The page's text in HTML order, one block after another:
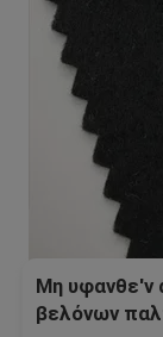
Μη υφανθε'ν
βελόνων